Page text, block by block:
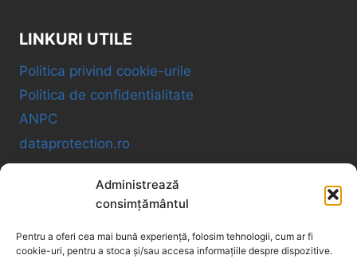
Administrează
consimțământul
Pentru a oferi cea mai bună experiență, folosim tehnologii, cum ar fi
cookie-uri, pentru a stoca și/sau accesa informațiile despre dispozitive.
LINKURI UTILE
Politica privind cookie-urile
Politica de confidentialitate
ANPC
dataprotection.ro
GDPR4SMB OÜ
VAT ID: EE102534005